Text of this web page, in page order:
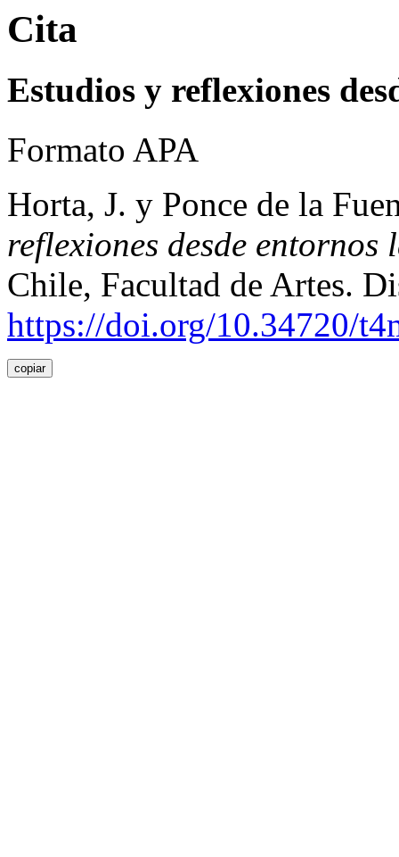
Cita
Estudios y reflexiones
Formato APA
Horta, J. y Ponce de la
reflexiones desde
Chile, Facultad de Artes.
https://doi.org/10.34720/
copiar